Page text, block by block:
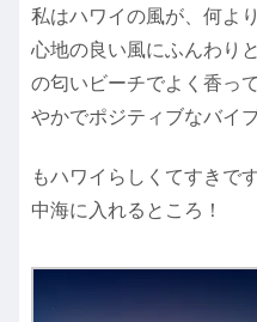
私はハワイの風が、何よ
心地の良い風にふんわり
の匂いビーチでよく香っ
やかでポジティブなバイ
もハワイらしくてすきで
中海に入れるところ！